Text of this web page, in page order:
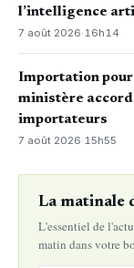
l’intelligence
7 août 2026·16h14
Importation pour
ministère
importateurs
7 août 2026· 15h55
La matinale
L'essentiel de
matin dans votre